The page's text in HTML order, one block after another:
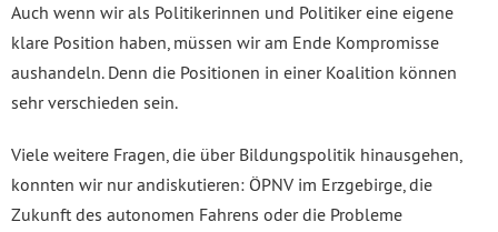
Auch wenn wir als Politikerinnen und Politiker eine eigene
klare Position haben, müssen wir am Ende Kompromisse
aushandeln. Denn die Positionen in einer Koalition können
sehr verschieden sein.
Viele weitere Fragen, die über Bildungspolitik hinausgehen,
konnten wir nur andiskutieren: ÖPNV im Erzgebirge, die
Zukunft des autonomen Fahrens oder die Probleme